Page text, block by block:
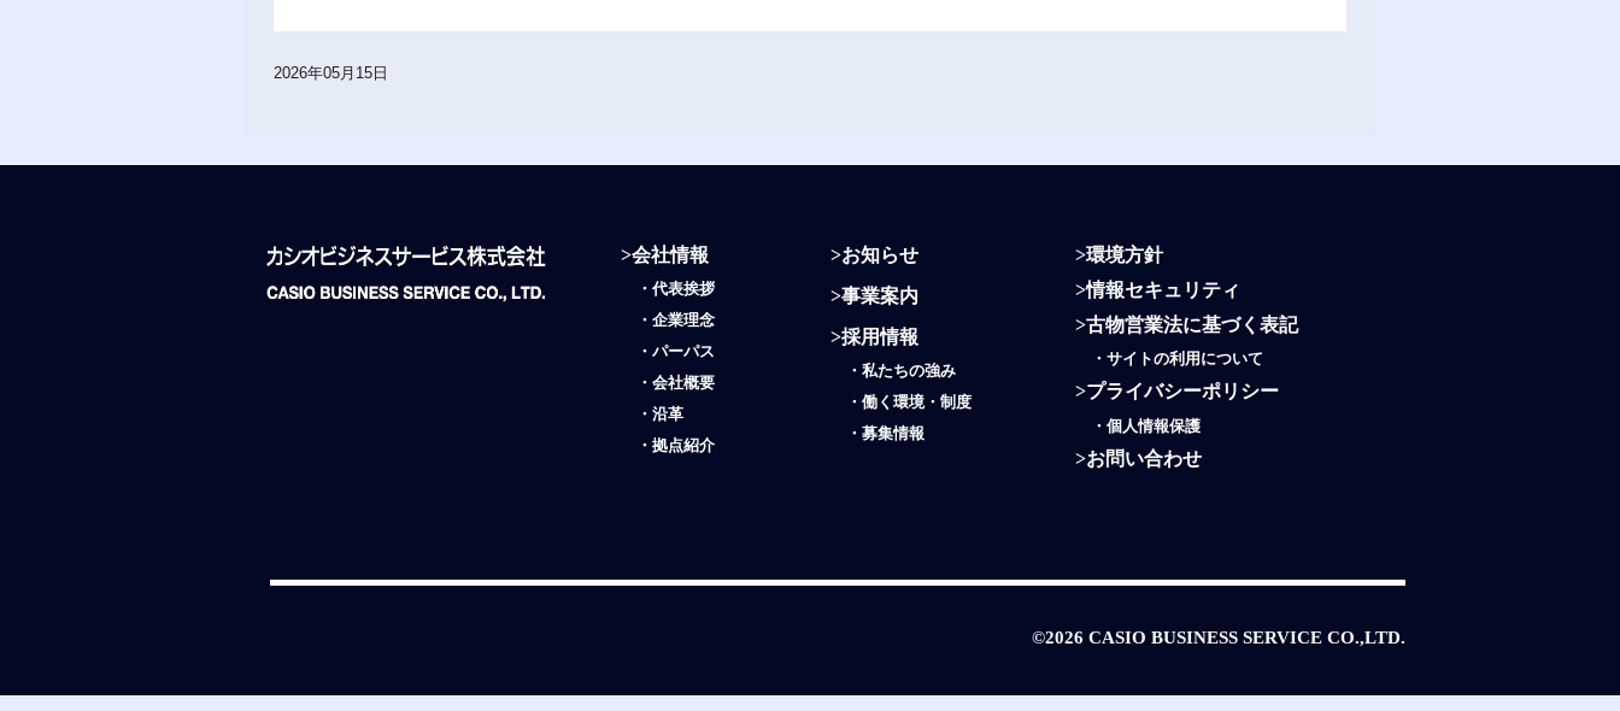
2026年05月15日
>会社情報
・ 代表挨拶
・ 企業理念
・ パーパス
・ 会社概要
・ 沿革
・ 拠点紹介
>お知らせ
>事業案内
>採用情報
・ 私たちの強み
・働く環境・制度
・ 募集情報
>環境方針
>情報セキュリティ
>古物営業法に基づく表記
・ サイトの利用について
>プライバシーポリシー
・ 個人情報保護
>お問い合わせ
©2026 CASIO BUSINESS SERVICE CO.,LTD.